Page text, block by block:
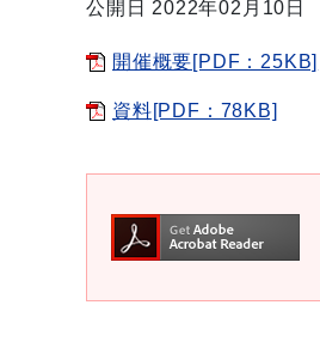
公開日 2022年02月10日
開催概要[PDF：25KB]
資料[PDF：78KB]